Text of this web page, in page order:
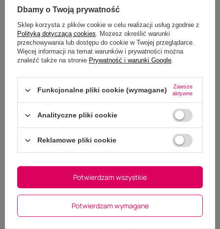
Twoja ocena:
5/5
Dbamy o Twoją prywatność
Sklep korzysta z plików cookie w celu realizacji usług zgodnie z
Polityką dotyczącą cookies. Możesz określić warunki
przechowywania lub dostępu do cookie w Twojej przeglądarce.
Więcej informacji na temat warunków i prywatności można
znaleźć także na stronie Prywatność i warunki Google.
Funkcjonalne pliki cookie (wymagane)
Zawsze
aktywne
Analityczne pliki cookie
Reklamowe pliki cookie
Potwierdzam wymagane
Potwierdzam wszystkie